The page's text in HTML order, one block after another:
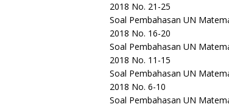
2018 No. 21-25
Soal Pembahasan UN
2018 No. 16-20
Soal Pembahasan UN
2018 No. 11-15
Soal Pembahasan UN
2018 No. 6-10
Soal Pembahasan UN